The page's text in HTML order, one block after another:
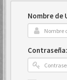
Nombre de
Contraseña: